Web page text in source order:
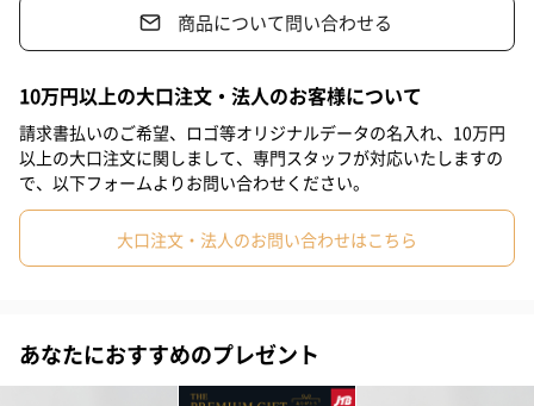
「日本の贈り物」は、日本が誇る伝統の名品が贈れるカタログギ
確かな品質の贈り物をしたい方や、こだわりのある方への贈り物
におすすめです。
「日本の贈り物」は、47各都道府県が誇るそれぞれの土地ならで
はの品々を掲載したカタログギフトです。豊かな風土に育まれた
美味や、技を磨き、知恵と工夫を凝らした名品など、選りすぐり
カタログギフトはこちら
#自分へのご褒美 #退職祝い #送別会
#取引先男性 #義母 #義父 #部下女性 #部下男性 #娘
#息子 #姉 #妹 #兄 #弟 #女子大学生 #彼女
#祖母 #母親 #父親 #妻 #夫 #女性 #男性
#30代 #40代 #50代 #60代
商品について問い合わせる
10万円以上の大口注文・法人のお客様について
請求書払いのご希望、ロゴ等オリジナルデータの名入れ、10万円
以上の大口注文に関しまして、専門スタッフが対応いたしますの
で、以下フォームよりお問い合わせください。
大口注文・法人のお問い合わせはこちら
あなたにおすすめのプレゼント